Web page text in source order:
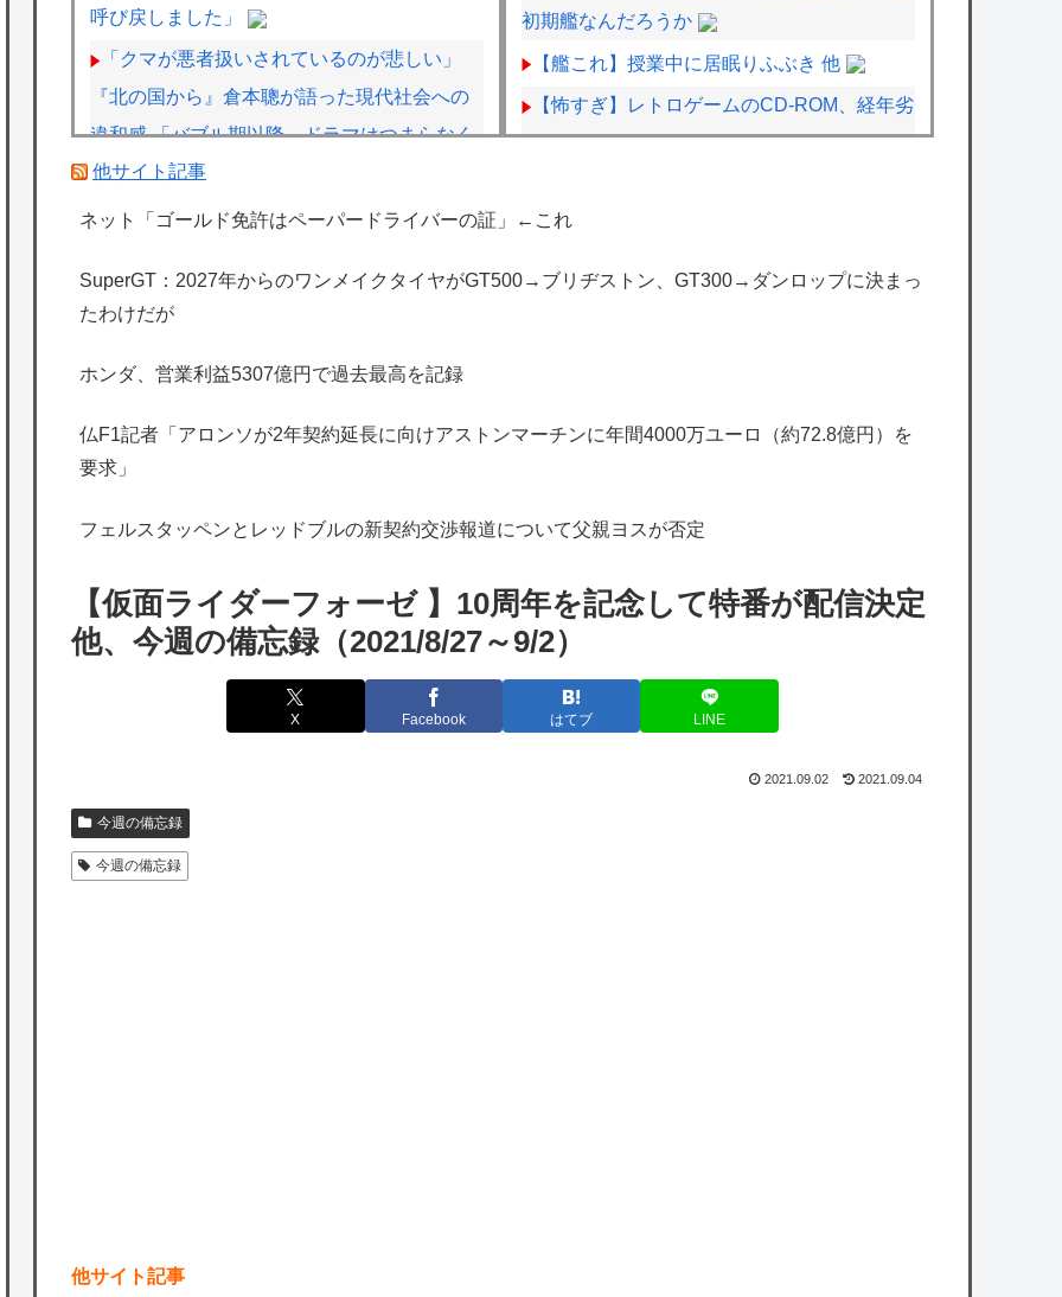
呼び戻しました」
「クマが悪者扱いされているのが悲しい」
『北の国から』倉本聰が語った現代社会への
違和感 「バブル期以降、ドラマはつまらなく
なった」
【画像】JKの間で流行ってるこのゲームの
【画像】旅人女子「夜景を撮りたかっただけ
た」←26万ｲｲﾈｗｗｗｗ
もない空気になるｗｗｗｗ
出たあの親日経営者に海外が大騒ぎ
の為替介入再びで海外が大騒ぎ
韓国人「実は日本経済を支えて生かしている
のは韓国人である理由がこちら…」→「日本
も感謝してるらしい…（ﾌﾞﾙﾌﾞﾙ」＝韓国の反
海外「日本よ、お前がナンバーワンだ」 熊
本地震直後の日本の対応のスピードに世界が
衝撃
でやる隊はそれぞれどの位いるんだろうか特
初期艦なんだろうか
【艦これ】授業中に居眠りふぶき 他
【怖すぎ】レトロゲームのCD-ROM、経年劣
化で真っ二つに割れてしまう「円盤はこの運
と消える」
が登場するｗｗｗｗ
した」←この人がなぜか過小評価されてる理
由
【速報】キングダムで初めて｢ん？｣ってなっ
たシーン、完全に一致してしまうｗｗｗｗｗ
他サイト記事
ネット「ゴールド免許はペーパードライバーの証」←これ
SuperGT：2027年からのワンメイクタイヤがGT500→ブリヂストン、GT300→ダンロップに決まっ
たわけだが
ホンダ、営業利益5307億円で過去最高を記録
仏F1記者「アロンソが2年契約延長に向けアストンマーチンに年間4000万ユーロ（約72.8億円）を
要求」
フェルスタッペンとレッドブルの新契約交渉報道について父親ヨスが否定
【仮面ライダーフォーゼ 】10周年を記念して特番が配信決定
他、今週の備忘録（2021/8/27～9/2）
X Facebook はてブ LINE
2021.09.02 2021.09.04
今週の備忘録
今週の備忘録
他サイト記事